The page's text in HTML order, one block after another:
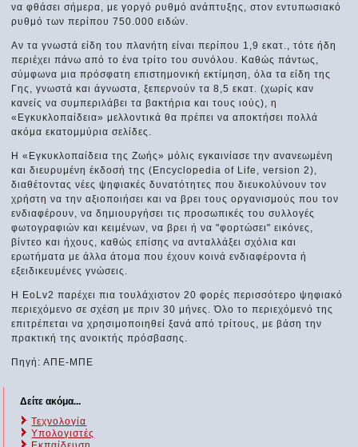
να φθάσει σήμερα, με γοργό ρυθμό ανάπτυξης, στον εντυπωσιακό
ρυθμό των περίπου 750.000 ειδών.
Αν τα γνωστά είδη του πλανήτη είναι περίπου 1,9 εκατ., τότε ήδη
περιέχει πάνω από το ένα τρίτο του συνόλου. Καθώς πάντως,
σύμφωνα μια πρόσφατη επιστημονική εκτίμηση, όλα τα είδη της
Γης, γνωστά και άγνωστα, ξεπερνούν τα 8,5 εκατ. (χωρίς καν
κανείς να συμπεριλάβει τα βακτήρια και τους ιούς), η
«Εγκυκλοπαίδεια» μελλοντικά θα πρέπει να αποκτήσει πολλά
ακόμα εκατομμύρια σελίδες.
Η «Εγκυκλοπαίδεια της Ζωής» μόλις εγκαινίασε την ανανεωμένη
και διευρυμένη έκδοσή της (Encyclopedia of Life, version 2),
διαθέτοντας νέες ψηφιακές δυνατότητες που διευκολύνουν τον
χρήστη να την αξιοποιήσει και να βρει τους οργανισμούς που τον
ενδιαφέρουν, να δημιουργήσει τις προσωπικές του συλλογές
φωτογραφιών και κειμένων, να βρει ή να "φορτώσει" εικόνες,
βίντεο και ήχους, καθώς επίσης να ανταλλάξει σχόλια και
ερωτήματα με άλλα άτομα που έχουν κοινά ενδιαφέροντα ή
εξειδικευμένες γνώσεις.
Η EoLv2 παρέχει πια τουλάχιστον 20 φορές περισσότερο ψηφιακό
περιεχόμενο σε σχέση με πριν 30 μήνες. Όλο το περιεχόμενό της
επιτρέπεται να χρησιμοποιηθεί ξανά από τρίτους, με βάση την
πρακτική της ανοικτής πρόσβασης.
Πηγή: ΑΠΕ-ΜΠΕ
Δείτε ακόμα...
Τεχνολογία
Υπολογιστές